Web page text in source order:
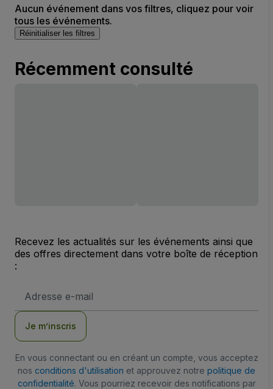
Aucun événement dans vos filtres, cliquez pour voir
tous les événements.
Réinitialiser les filtres
Récemment consulté
Recevez les actualités sur les événements ainsi que
des offres directement dans votre boîte de réception
:
e-
Je m’inscris
En vous connectant ou en créant un compte, vous acceptez
nos conditions d'utilisation et approuvez notre politique de
confidentialité. Vous pourriez recevoir des notifications par